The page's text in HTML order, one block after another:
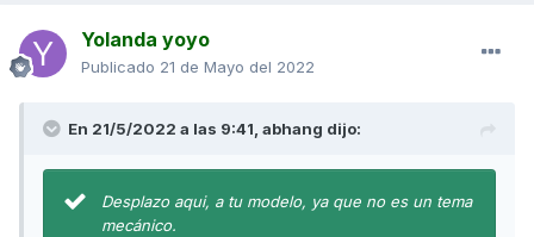
Yolanda yoyo
Publicado 21 de Mayo del 2022
En 21/5/2022 a las 9:41, abhang dijo:
Desplazo aqui, a tu modelo, ya que no es un tema
mecánico.